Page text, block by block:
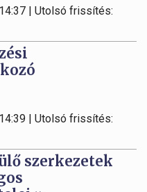
| Utolsó frissítés:
| Utolsó frissítés:
szerkezetek